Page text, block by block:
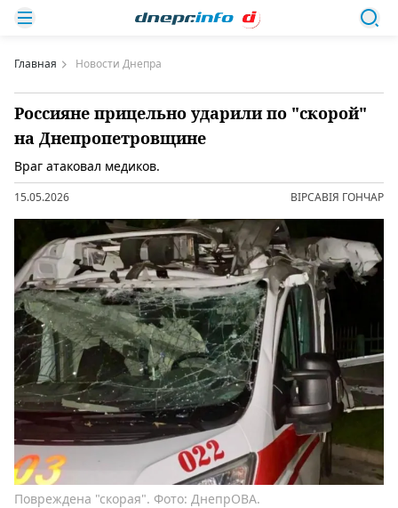
Главная Новости Днепра
Россияне прицельно ударили по "скорой"
на Днепропетровщине
Враг атаковал медиков.
15.05.2026 ВІРСАВІЯ ГОНЧАР
Повреждена "скорая". Фото: ДнепрОВА.